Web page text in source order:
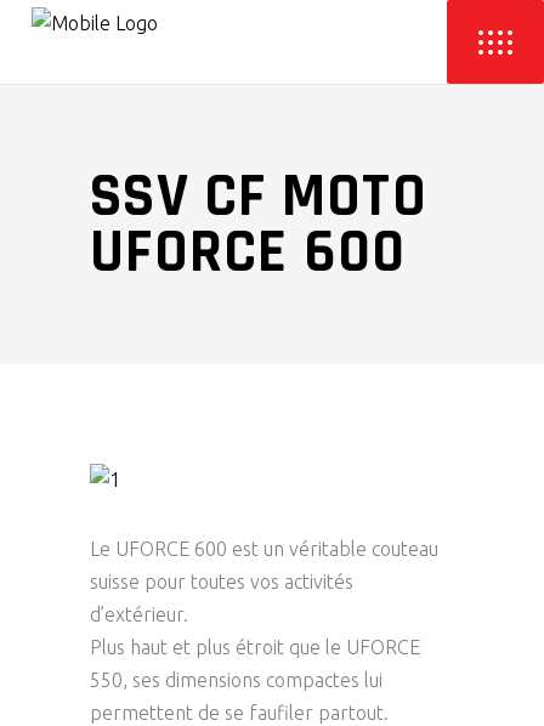
SSV CF MOTO
UFORCE 600
Le UFORCE 600 est un véritable couteau
suisse pour toutes vos activités
d’extérieur.
Plus haut et plus étroit que le UFORCE
550, ses dimensions compactes lui
permettent de se faufiler partout.